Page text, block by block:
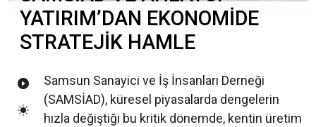
YATIRIM’DAN EKONOMİDE
STRATEJİK HAMLE
Samsun Sanayici ve İş İnsanları Derneği
(SAMSİAD), küresel piyasalarda dengelerin
hızla değiştiği bu kritik dönemde, kentin üretim